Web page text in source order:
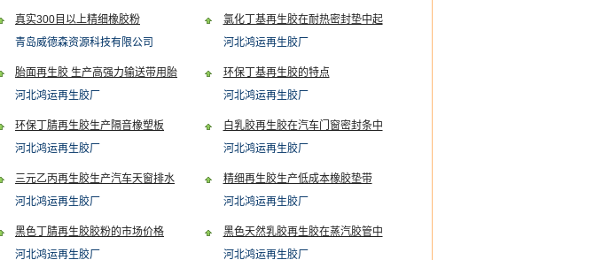
真实300目以上精细橡胶粉
青岛威德森资源科技有限公司
氯化丁基再生胶在耐热密封垫中起
到的作用
河北鸿运再生胶厂
胎面再生胶 生产高强力输送带用胎
面胶
河北鸿运再生胶厂
环保丁基再生胶的特点
河北鸿运再生胶厂
环保丁腈再生胶生产隔音橡塑板
河北鸿运再生胶厂
白乳胶再生胶在汽车门窗密封条中
的使用性能
河北鸿运再生胶厂
三元乙丙再生胶生产汽车天窗排水
管
河北鸿运再生胶厂
精细再生胶生产低成本橡胶垫带
河北鸿运再生胶厂
黑色丁腈再生胶胶粉的市场价格
河北鸿运再生胶厂
黑色天然乳胶再生胶在蒸汽胶管中
的应用
河北鸿运再生胶厂